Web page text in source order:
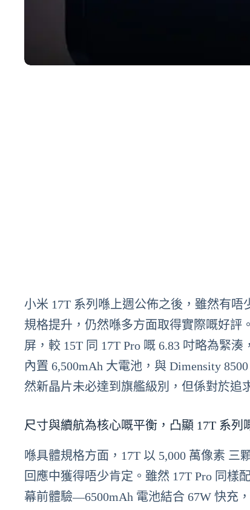
小米 17T 系列喺上週公佈之後，雖然有
規格提升，仍然喺多方面取得實際嘅好評
屏，較 15T 同 17T Pro 嘅 6.83 吋略為緊
內置 6,500mAh 大電池，與 Dimensity
然新晶片未必達到旗艦級別，但係對於追
尺寸與續航為核心嘅平衡，凸顯 17T 系列
喺具體規格方面，17T 以 5,000 萬像素 三
回應中獲得唔少肯定。雖然 17T Pro 同樣
幕前體驗—6500mAh 電池結合 67W 快充